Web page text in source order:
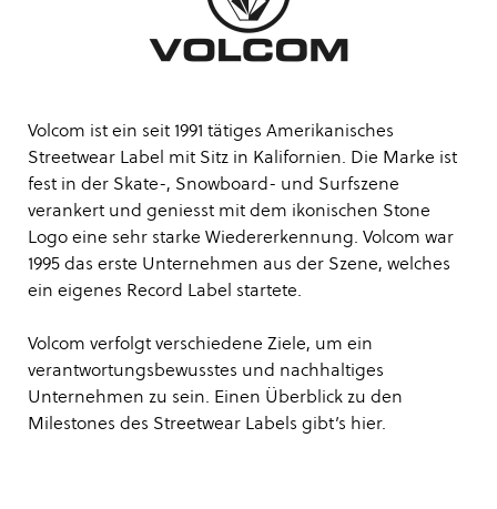
Volcom ist ein seit 1991 tätiges Amerikanisches
Streetwear Label mit Sitz in Kalifornien. Die Marke ist
fest in der Skate-, Snowboard- und Surfszene
verankert und geniesst mit dem ikonischen Stone
Logo eine sehr starke Wiedererkennung. Volcom war
1995 das erste Unternehmen aus der Szene, welches
ein eigenes Record Label startete.
Volcom verfolgt verschiedene Ziele, um ein
verantwortungsbewusstes und nachhaltiges
Unternehmen zu sein. Einen Überblick zu den
Milestones des Streetwear Labels gibt’s hier.